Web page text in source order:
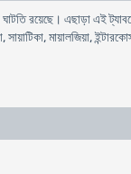
ঘাটতি রয়েছে। এছাড়া এই
মায়ালজিয়া,